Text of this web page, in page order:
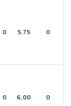
0 5,75 0
0 6,00 0